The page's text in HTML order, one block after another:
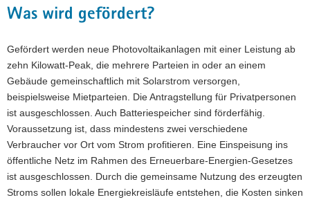
Was wird gefördert?
Gefördert werden neue Photovoltaikanlagen mit einer Leistung ab
zehn Kilowatt-Peak, die mehrere Parteien in oder an einem
Gebäude gemeinschaftlich mit Solarstrom versorgen,
beispielsweise Mietparteien. Die Antragstellung für Privatpersonen
ist ausgeschlossen. Auch Batteriespeicher sind förderfähig.
Voraussetzung ist, dass mindestens zwei verschiedene
Verbraucher vor Ort vom Strom profitieren. Eine Einspeisung ins
öffentliche Netz im Rahmen des Erneuerbare-Energien-Gesetzes
ist ausgeschlossen. Durch die gemeinsame Nutzung des erzeugten
Stroms sollen lokale Energiekreisläufe entstehen, die Kosten sinken